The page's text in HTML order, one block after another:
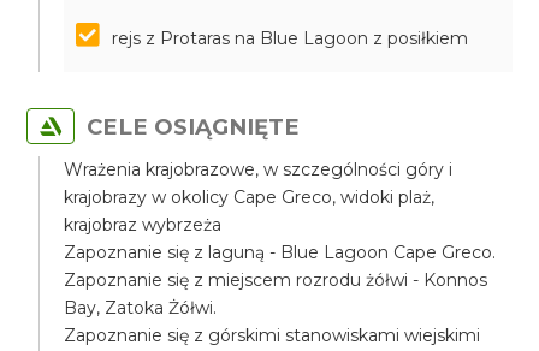
rejs z Protaras na Blue Lagoon z posiłkiem
CELE OSIĄGNIĘTE
Wrażenia krajobrazowe, w szczególności góry i
krajobrazy w okolicy Cape Greco, widoki plaż,
krajobraz wybrzeża
Zapoznanie się z laguną - Blue Lagoon Cape Greco.
Zapoznanie się z miejscem rozrodu żółwi - Konnos
Bay, Zatoka Żółwi.
Zapoznanie się z górskimi stanowiskami wiejskimi